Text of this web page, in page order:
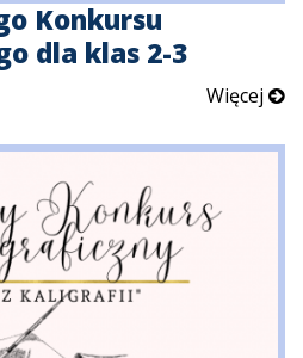
Konkursu
dla klas 2-3
Więcej